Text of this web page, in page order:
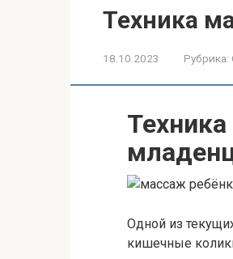
Техника
18.10.2023 Рубрика:
Одной из
кишечные